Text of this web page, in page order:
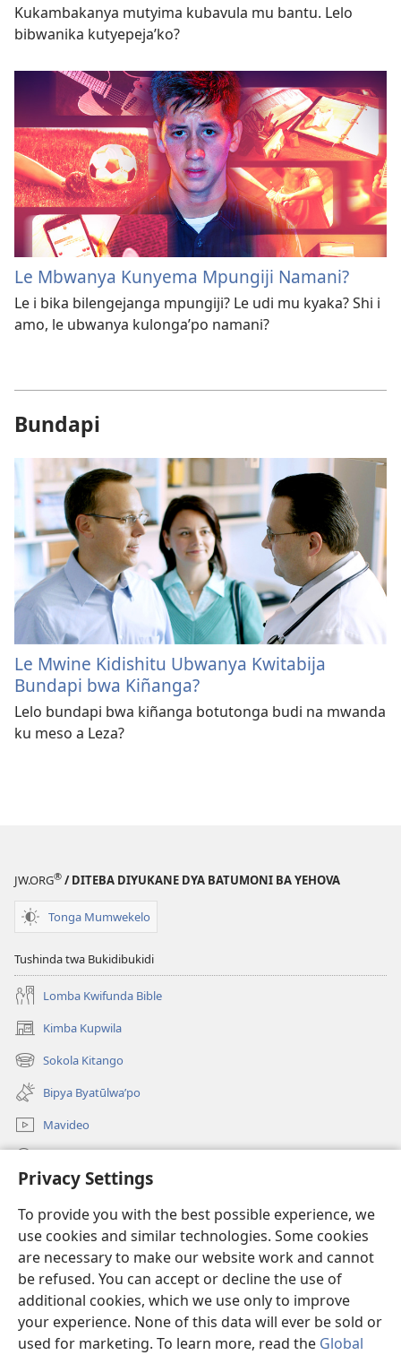
Privacy Settings
To provide you with the best possible experience, we
use cookies and similar technologies. Some cookies
are necessary to make our website work and cannot
be refused. You can accept or decline the use of
additional cookies, which we use only to improve
your experience. None of this data will ever be sold or
used for marketing. To learn more, read the Global
Kukambakanya mutyima kubavula mu bantu. Lelo
bibwanika kutyepeja’ko?
Le Mbwanya Kunyema Mpungiji Namani?
Le i bika bilengejanga mpungiji? Le udi mu kyaka? Shi i
amo, le ubwanya kulonga’po namani?
Bundapi
Le Mwine Kidishitu Ubwanya Kwitabija
Bundapi bwa Kiñanga?
Lelo bundapi bwa kiñanga botutonga budi na mwanda
ku meso a Leza?
JW.ORG® / DITEBA DIYUKANE DYA BATUMONI BA YEHOVA
Tonga Mumwekelo
Tushinda twa Bukidibukidi
Lomba Kwifunda Bible
Kimba Kupwila
(opens
new
window)
Sokola Kitango
(opens
new
window)
Bipya Byatūlwa’po
Mavideo
(opens
window)Watchtower KIBĪKO PA ENTELENETE
(opens
new
window)JW Hub ®
(opens
new
window)